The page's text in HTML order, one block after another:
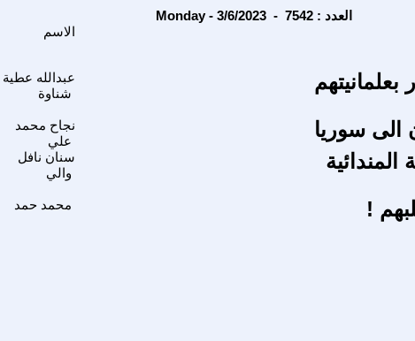
Monday - 3/6/2023 - العدد : 7542
الاسم
عبدالله عطية
شناوة
بعلمانيتهم
نجاح محمد
علي
الى سوريا
سنان نافل
والي
المندائية
محمد حمد !